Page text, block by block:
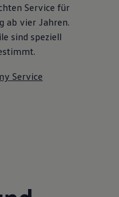
Service für
ab vier Jahren.
sind speziell
Service